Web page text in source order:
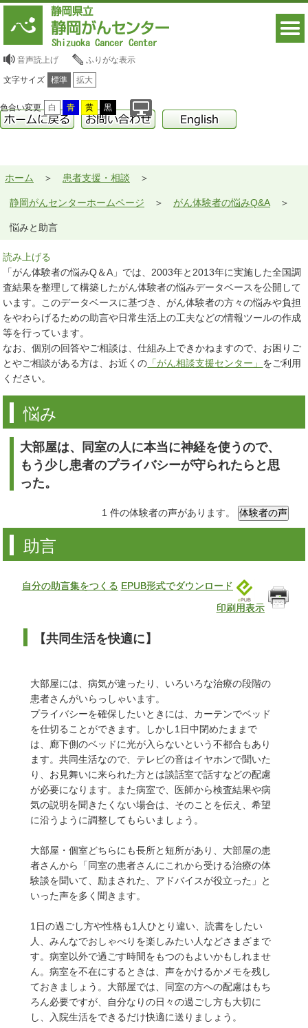
音声読上げ ふりがな表示
文字サイズ 標準 拡大
色合い変更 白 青 黄 黒
ホーム 患者支援・相談
静岡がんセンターホームページ がん体験者の悩みQ&A
悩みと助言
読み上げる
「がん体験者の悩みQ＆A」では、2003年と2013年に実施した全国調
査結果を整理して構築したがん体験者の悩みデータベースを公開して
います。このデータベースに基づき、がん体験者の方々の悩みや負担
をやわらげるための助言や日常生活上の工夫などの情報ツールの作成
等を行っています。
なお、個別の回答やご相談は、仕組み上できかねますので、お困りご
とやご相談がある方は、お近くの 「がん相談支援センター」 をご利用
ください。
悩み
大部屋は、同室の人に本当に神経を使うので、
もう少し患者のプライバシーが守られたらと思
った。
1 件の体験者の声があります。
助言
自分の助言集をつくる EPUB形式でダウンロード
印刷用表示
【共同生活を快適に】
大部屋には、病気が違ったり、いろいろな治療の段階の
患者さんがいらっしゃいます。
プライバシーを確保したいときには、カーテンでベッド
を仕切ることができます。しかし1日中閉めたままで
は、廊下側のベッドに光が入らないという不都合もあり
ます。共同生活なので、テレビの音はイヤホンで聞いた
り、お見舞いに来られた方とは談話室で話すなどの配慮
が必要になります。また病室で、医師から検査結果や病
気の説明を聞きたくない場合は、そのことを伝え、希望
に沿うように調整してもらいましょう。
大部屋・個室どちらにも長所と短所があり、大部屋の患
者さんから「同室の患者さんにこれから受ける治療の体
験談を聞いて、励まされた、アドバイスが役立った」と
いった声を多く聞きます。
1日の過ごし方や性格も1人ひとり違い、読書をしたい
人、みんなでおしゃべりを楽しみたい人などさまざまで
す。病室以外で過ごす時間をもつのもよいかもしれませ
ん。病室を不在にするときは、声をかけるかメモを残し
ておきましょう。大部屋では、同室の方への配慮はもち
ろん必要ですが、自分なりの日々の過ごし方も大切に
し、入院生活をできるだけ快適に送りましょう。